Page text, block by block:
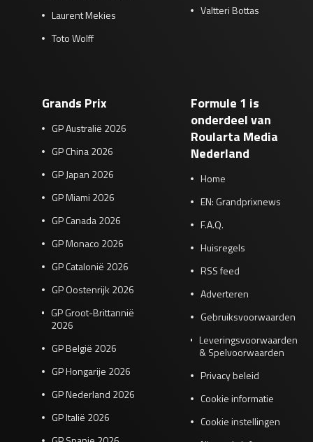
Laurent Mekies
Toto Wolff
Valtteri Bottas
Grands Prix
GP Australië 2026
GP China 2026
GP Japan 2026
GP Miami 2026
GP Canada 2026
GP Monaco 2026
GP Catalonië 2026
GP Oostenrijk 2026
GP Groot-Brittannië
2026
GP België 2026
GP Hongarije 2026
GP Nederland 2026
GP Italië 2026
Formule 1 is
onderdeel van
Roularta Media
Nederland
Home
EN: Grandprixnews
F.A.Q.
Huisregels
RSS feed
Adverteren
Gebruiksvoorwaarden
Leveringsvoorwaarden
& Spelvoorwaarden
Privacy beleid
Cookie informatie
Cookie instellingen